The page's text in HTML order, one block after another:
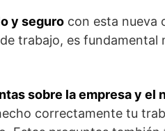
y seguro con esta nueva
trabajo, es
sobre la empresa y el
correctamente tu